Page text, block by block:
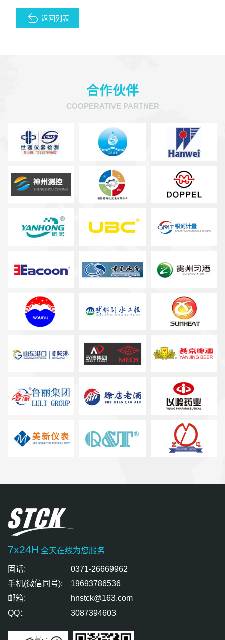
返回列表
合作伙伴
COOPERATIVE PARTNER
7x24H 全天在线为您服务
固话:
0371-26669962
手机(微信同号):
19693786536
邮箱:
hnstck@163.com
QQ：
3087394603